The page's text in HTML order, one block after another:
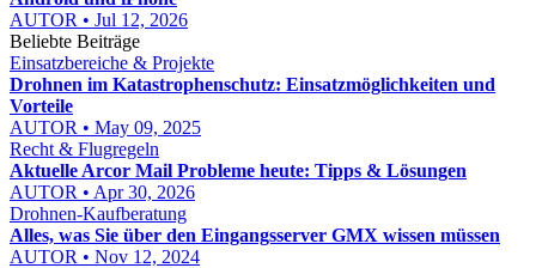
AUTOR • Jul 12, 2026
Beliebte Beiträge
Einsatzbereiche & Projekte
Drohnen im Katastrophenschutz: Einsatzmöglichkeiten und
Vorteile
AUTOR • May 09, 2025
Recht & Flugregeln
Aktuelle Arcor Mail Probleme heute: Tipps & Lösungen
AUTOR • Apr 30, 2026
Drohnen-Kaufberatung
Alles, was Sie über den Eingangsserver GMX wissen müssen
AUTOR • Nov 12, 2024